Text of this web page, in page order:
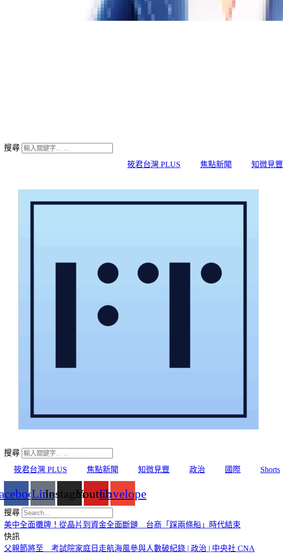
搜尋
筱君台灣 PLUS
焦點新聞 知微見豐
搜尋
筱君台灣 PLUS
焦點新聞 知微見豐 政治 國際 Shorts
LineInstagramYoutubeEnvelope
搜尋
美中全面攤牌！從晶片到資金全面斷鏈 台商「踩兩條船」時代結束
快訊
父親節將至 考試院家庭日走航海風參與人數破紀錄 | 政治 | 中央社 CNA